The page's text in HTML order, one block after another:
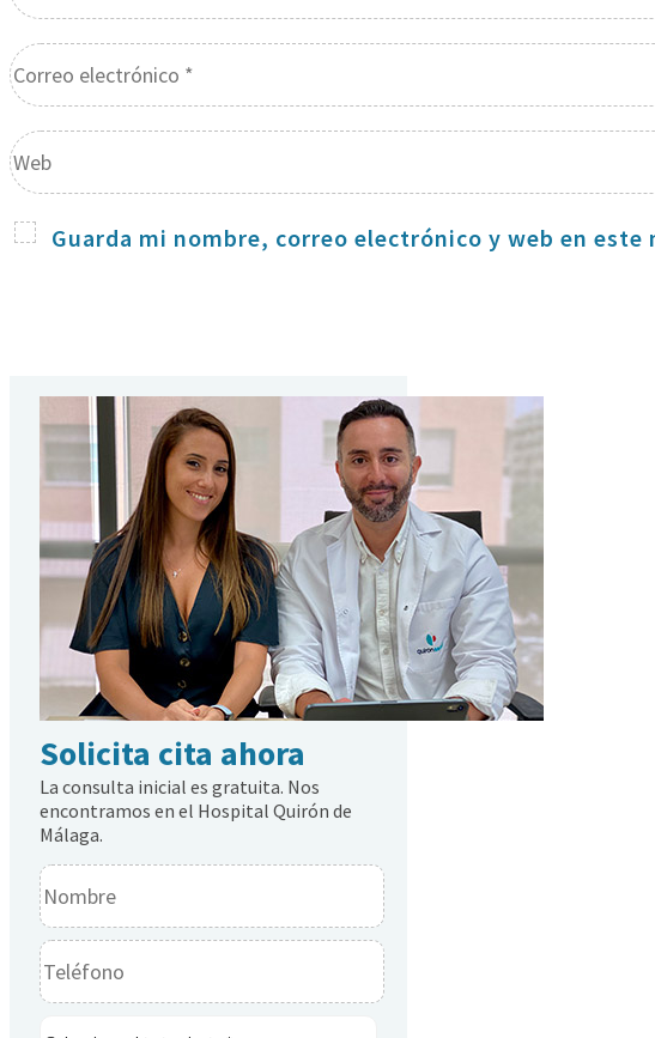
Guarda mi nombre, correo electrónico y web en
Alternative:
Solicita cita ahora
La consulta inicial es gratuita. Nos
encontramos en el Hospital Quirón de
Málaga.